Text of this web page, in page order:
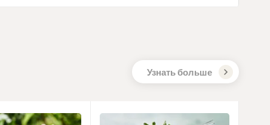
Узнать больше